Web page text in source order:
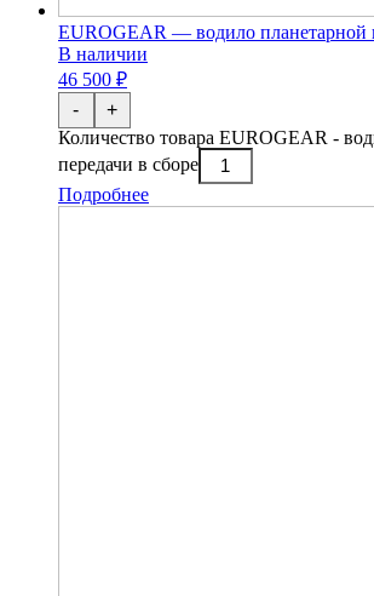
EUROGEAR — водило планетарной
В наличии
46 500 ₽
-
Количество товара EUROGEAR -
передачи в сборе
+
Подробнее